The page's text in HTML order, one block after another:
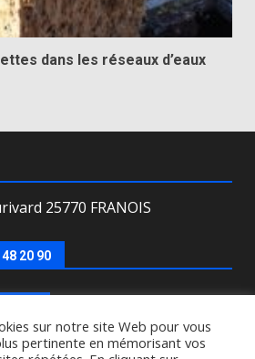
dans les réseaux d’eaux
25770 FRANOIS
20 90
vendredi de : 8h00 à 12h00 et
sur notre site Web pour vous
pertinente en mémorisant vos